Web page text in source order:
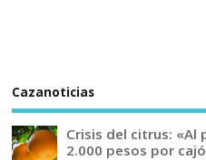
Cazanoticias
Crisis del citrus: «Al
2.000 pesos por